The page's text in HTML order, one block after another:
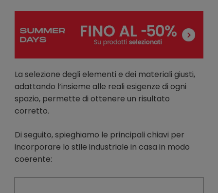
La selezione degli elementi e dei materiali giusti,
adattando l’insieme alle reali esigenze di ogni
spazio, permette di ottenere un risultato
corretto.
Di seguito, spieghiamo le principali chiavi per
incorporare lo stile industriale in casa in modo
coerente: